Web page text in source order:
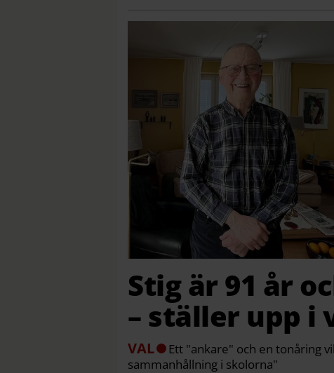
Stig är 91 år
– ställer upp i
VAL
Ett "ankare" och en tonåring
sammanhållning i skolorna"